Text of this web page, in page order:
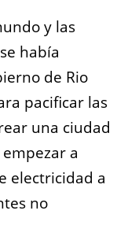
y las
había
de Rio
pacificar las
una ciudad
a
electricidad a
no